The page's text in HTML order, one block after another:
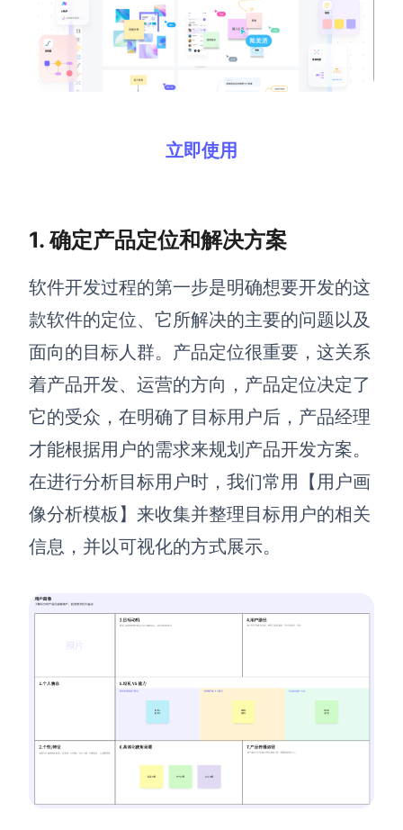
ER图
UML图
AI创作
创意与绘图
AI生成流程图
AI生成用户旅程图
AI生成鱼骨图
AI生成组织结构图
战略与流程设计
AI生成价值链
数据分析与策略 智能创作
立即使用
1. 确定产品定位和解决方案
软件开发过程的第一步是明确想要开发的这
款软件的定位、它所解决的主要的问题以及
面向的目标人群。产品定位很重要，这关系
着产品开发、运营的方向，产品定位决定了
它的受众，在明确了目标用户后，产品经理
才能根据用户的需求来规划产品开发方案。
在进行分析目标用户时，我们常用【用户画
像分析模板】来收集并整理目标用户的相关
信息，并以可视化的方式展示。